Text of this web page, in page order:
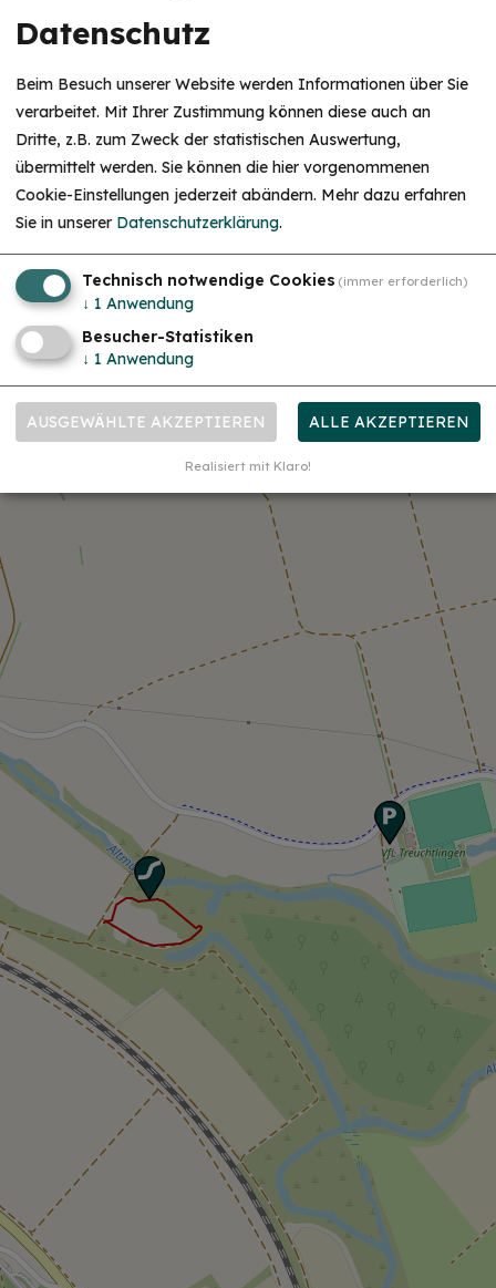
Datenschutz
Beim Besuch unserer Website werden Informationen über Sie
verarbeitet. Mit Ihrer Zustimmung können diese auch an
Dritte, z.B. zum Zweck der statistischen Auswertung,
übermittelt werden. Sie können die hier vorgenommenen
Cookie-Einstellungen jederzeit abändern. Mehr dazu erfahren
Sie in unserer Datenschutzerklärung.
Technisch notwendige Cookies (immer erforderlich)
↓ 1 Anwendung
Besucher-Statistiken
↓ 1 Anwendung
AUSGEWÄHLTE AKZEPTIEREN ALLE AKZEPTIEREN
Realisiert mit Klaro!